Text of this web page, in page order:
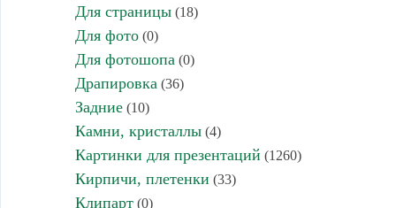
Для страницы(18)
Для фото(0)
Для фотошопа (0)
Драпировка (36)
Задние(10)
Камни, кристаллы(4)
Картинки для презентаций (1260)
Кирпичи, плетенки (33)
Клипарт(0)